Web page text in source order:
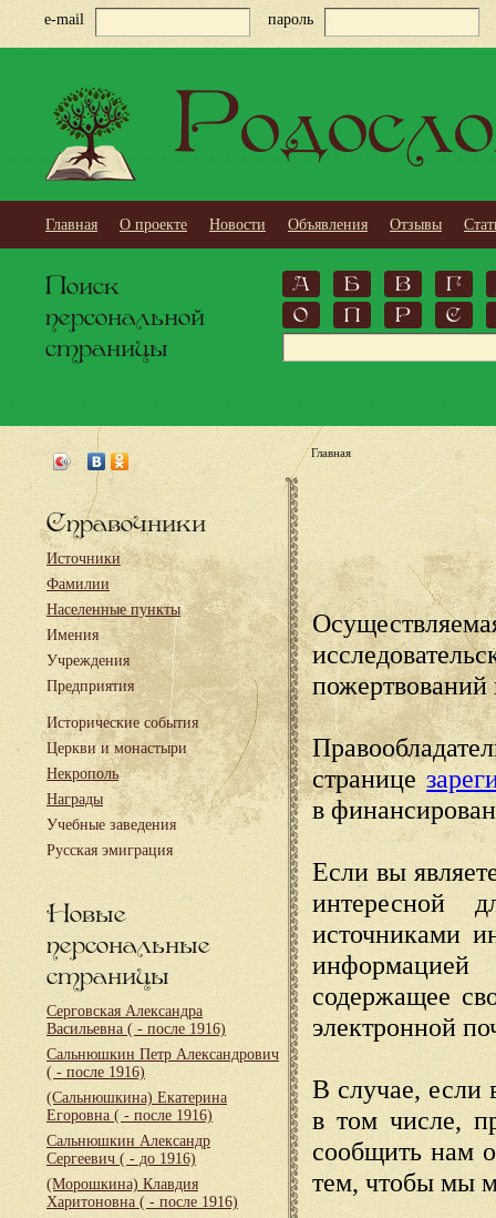
e-mail пароль
Главная О проекте Новости Объявления Отзывы
Поиск
персональной
страницы
А Б В
Г
О
П Р С
Справочники
Источники
Фамилии
Населенные пункты
Имения
Учреждения
Предприятия
Исторические события
Церкви и монастыри
Некрополь
Награды
Учебные заведения
Русская эмиграция
Новые
персональные
страницы
Серговская Александра
Васильевна ( - после 1916)
Сальнюшкин Петр Александрович
( - после 1916)
(Сальнюшкина) Екатерина
Егоровна ( - после 1916)
Сальнюшкин Александр
Сергеевич ( - до 1916)
(Морошкина) Клавдия
Харитоновна ( - после 1916)
Главная
пожертвований
странице
в
Если вы
интересной
источниками
содержащее
электронной
В случае, если
в том числе,
сообщить нам
тем, чтобы мы